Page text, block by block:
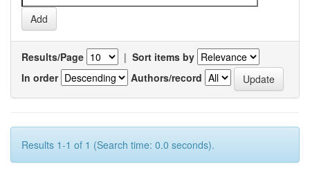
Results/Page | Sort items by
In order
Authors/record
Results 1-1 of 1 (Search time: 0.0 seconds).